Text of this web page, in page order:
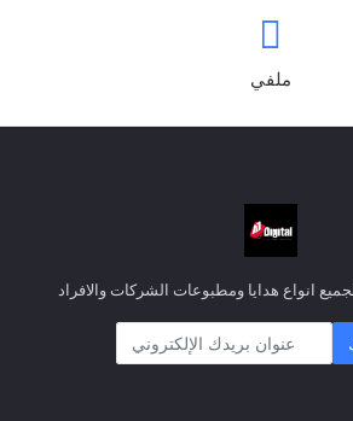
ملفي
انواع هدايا ومطبوعات الشركات والافراد